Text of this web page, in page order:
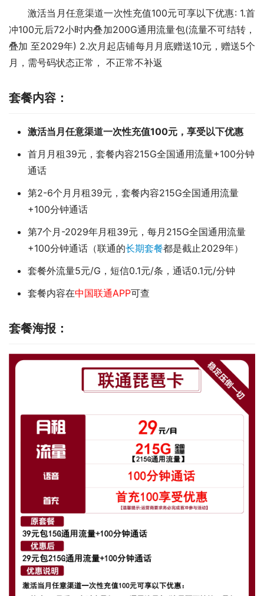
激活当月任意渠道一次性充值100元可享以下优惠: 1.首
冲100元后72小时内叠加200G通用流量包(流量不可结转，
叠加 至2029年) 2.次月起店铺每月月底赠送10元，赠送5个
月，需号码状态正常， 不正常不补返
套餐内容：
激活当月任意渠道一次性充值100元，享受以下优惠
首月月租39元，套餐内容215G全国通用流量+100分钟
通话
第2-6个月月租39元，套餐内容215G全国通用流量
+100分钟通话
第7个月-2029年月租39元，每月215G全国通用流量
+100分钟通话（联通的长期套餐都是截止2029年）
套餐外流量5元/G，短信0.1元/条，通话0.1元/分钟
套餐内容在中国联通APP可查
套餐海报：